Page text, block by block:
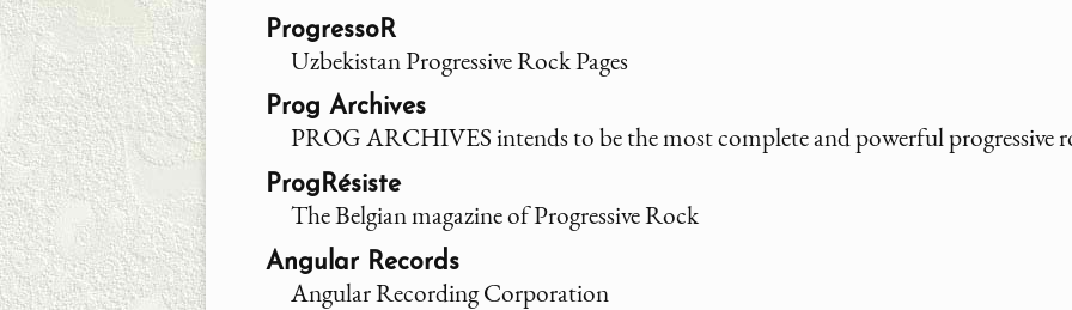
ProgressoR
Uzbekistan Progressive Rock Pages
Prog Archives
PROG ARCHIVES intends to be the most complete and powerful progressive
ProgRésiste
The Belgian magazine of Progressive Rock
Angular Records
Angular Recording Corporation